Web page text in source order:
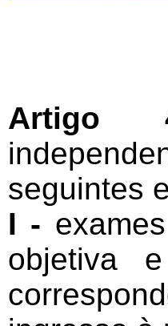
seguintes
I -
objetiva